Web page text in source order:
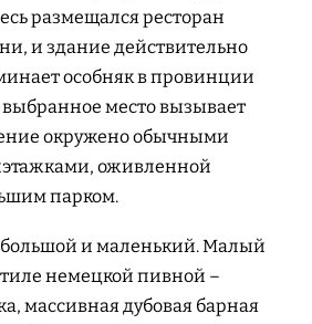
размещался ресторан
и здание действительно
особняк в провинции
место вызывает
окружено обычными
оживленной
парком.
большой и маленький. Малый
немецкой пивной –
массивная дубовая барная